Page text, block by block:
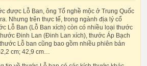
được Lỗ Ban, ông Tổ nghề mộc ở Trung Quốc
Nhưng trên thực tế, trong ngành địa lý cổ
Lỗ Ban (Lỗ Ban xích) còn có nhiều loại thước
Đinh Lan (Đinh Lan xích), thước Áp Bạch
Lỗ ban cũng bao gồm nhiều phiên bản
cm; 42,9 cm…